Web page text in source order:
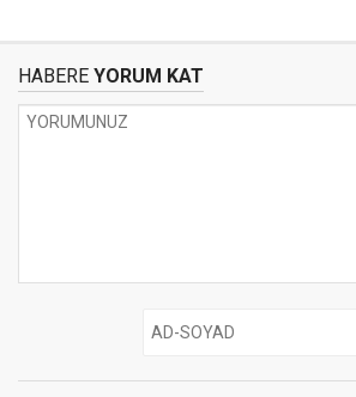
HABERE YORUM KAT